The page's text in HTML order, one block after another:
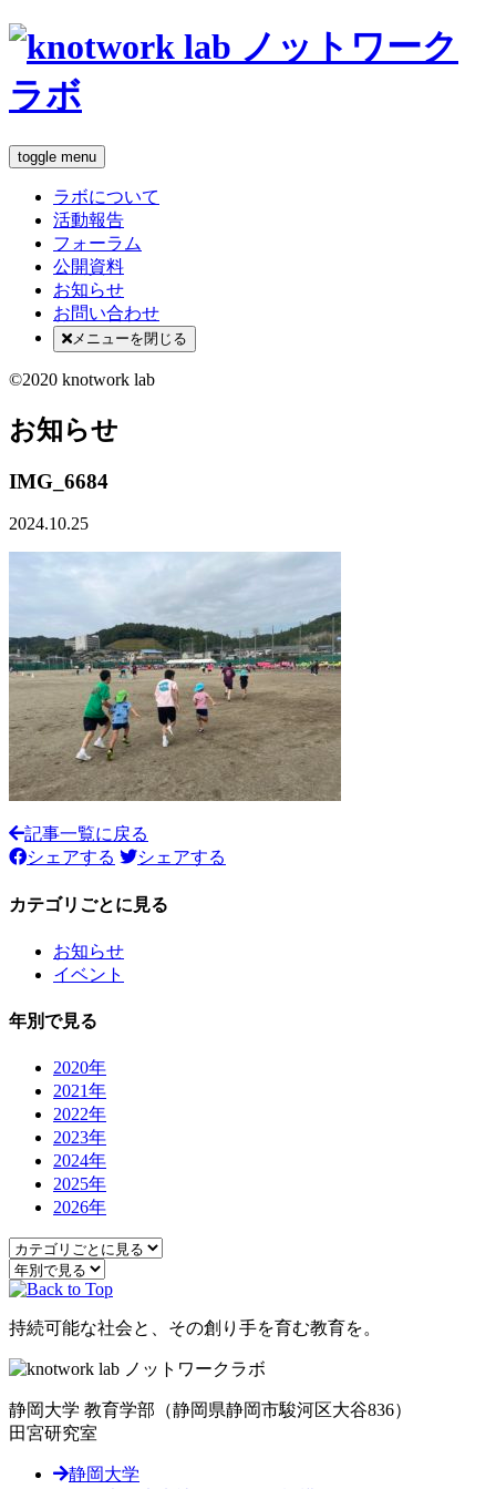
toggle menu
ラボについて
活動報告
フォーラム
公開資料
お知らせ
お問い合わせ
メニューを閉じる
©2020 knotwork lab
お知らせ
IMG_6684
2024.10.25
記事一覧に戻る
シェアする
シェアする
カテゴリごとに見る
お知らせ
イベント
年別で見る
2020年
2021年
2022年
2023年
2024年
2025年
2026年
持続可能な社会と、その創り手を育む教育を。
静岡大学 教育学部 （静岡県静岡市駿河区大谷836）
田宮研究室
静岡大学